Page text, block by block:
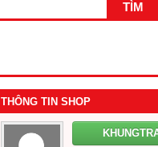
THÔNG TIN SHOP